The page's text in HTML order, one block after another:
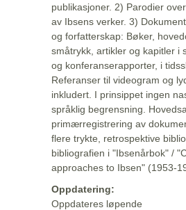
publikasjoner. 2) Parodier
av Ibsens verker. 3)
og forfatterskap: Bøker,
småtrykk, artikler og kapitler i
og konferanserapporter, i
Referanser til videogram og
inkludert. I prinsippet ingen
språklig begrensning.
primærregistrering av
flere trykte, retrospektive
bibliografien i "Ibsenårbok" /
approaches to Ibsen" (1953-
Oppdatering:
Oppdateres løpende